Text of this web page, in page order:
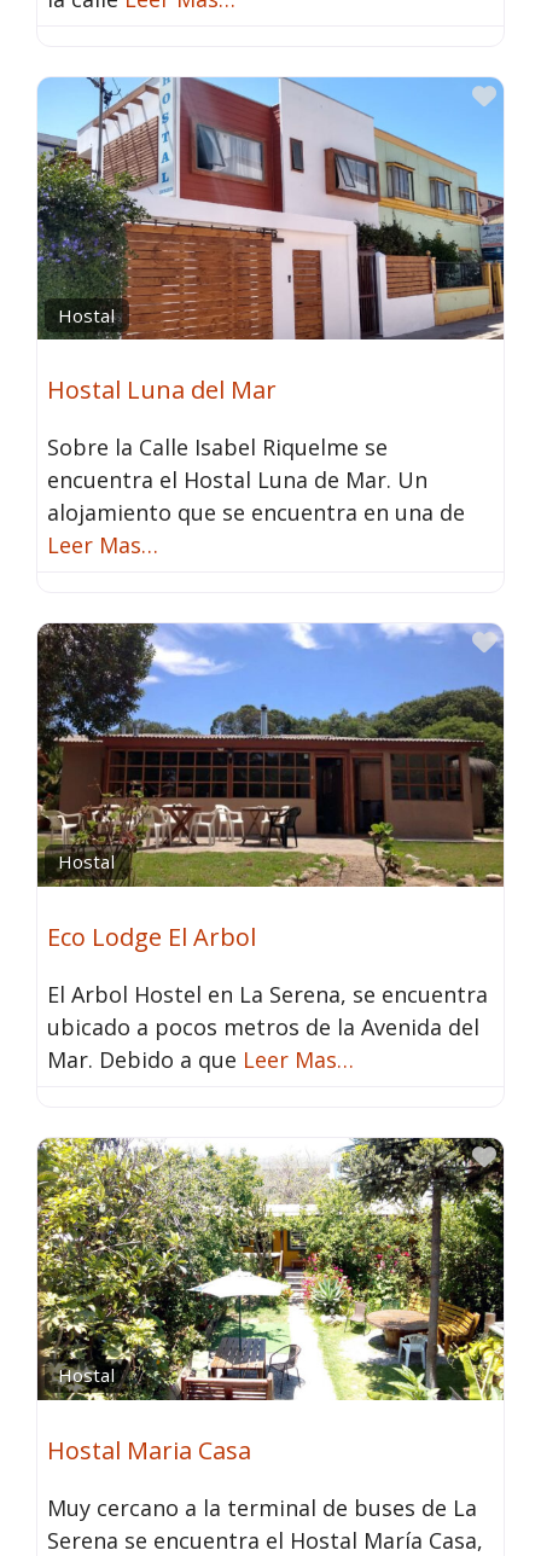
Hostal
Hostal Luna del Mar
Sobre la Calle Isabel Riquelme se
encuentra el Hostal Luna de Mar. Un
alojamiento que se encuentra en una de
Leer Mas…
Hostal
Eco Lodge El Arbol
El Arbol Hostel en La Serena, se encuentra
ubicado a pocos metros de la Avenida del
Mar. Debido a que Leer Mas…
Hostal
Hostal Maria Casa
Muy cercano a la terminal de buses de La
Serena se encuentra el Hostal María Casa,